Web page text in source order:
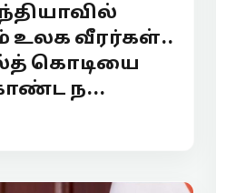
உலக வீரர்கள்..
கொடியை
ந...